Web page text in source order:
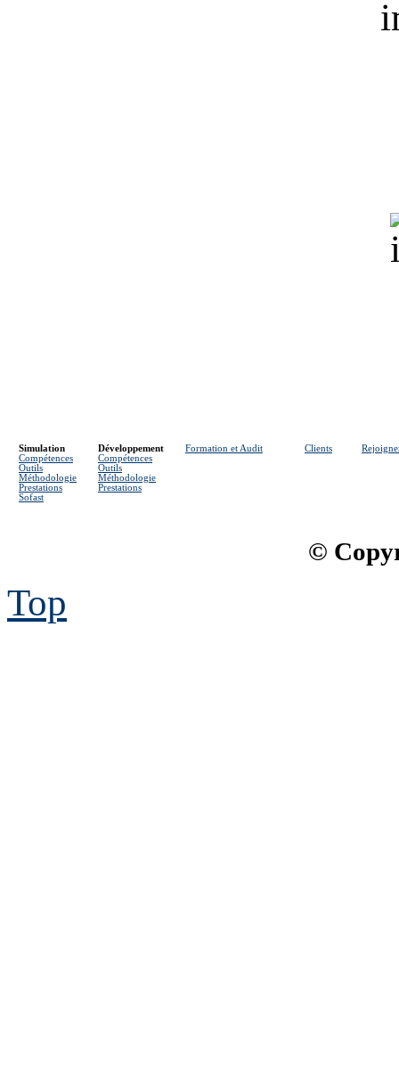
Simulation
Compétences
Outils
Méthodologie
Prestations
Sofast
Développement
Compétences
Outils
Méthodologie
Prestations
Formation et Audit Clients
©
Top